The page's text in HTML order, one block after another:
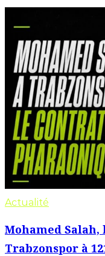
Actualité
Mohamed
Trabzonspor à